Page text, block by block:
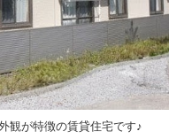
観が特徴の賃貸住宅です♪